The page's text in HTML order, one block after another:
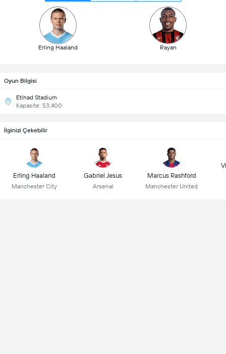
Erling Haaland Rayan
Oyun Bilgisi
Etihad Stadium
Kapasite: 53,400
İlginizi Çekebilir
Erling Haaland
Manchester City
Gabriel Jesus
Arsenal
Marcus Rashford
Manchester United